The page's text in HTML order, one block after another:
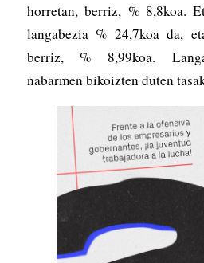
horretan, berriz, % 8,8koa.
langabezia % 24,7koa da,
berriz, % 8,99koa.
nabarmen bikoizten duten